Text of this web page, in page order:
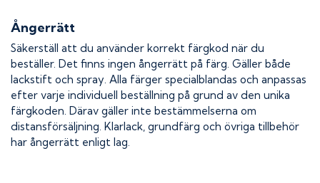
Ångerrätt
Säkerställ att du använder korrekt färgkod när du
beställer. Det finns ingen ångerrätt på färg. Gäller både
lackstift och spray. Alla färger specialblandas och anpassas
efter varje individuell beställning på grund av den unika
färgkoden. Därav gäller inte bestämmelserna om
distansförsäljning. Klarlack, grundfärg och övriga tillbehör
har ångerrätt enligt lag.